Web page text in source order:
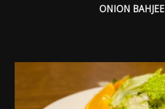
ONION BAHJEE